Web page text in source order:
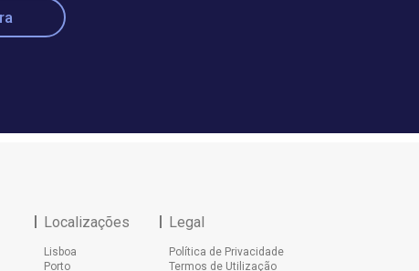
Localizações
Lisboa
Porto
Legal
Política de Privacidade
Termos de Utilização